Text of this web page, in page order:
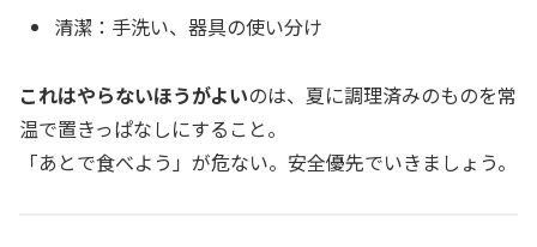
清潔：手洗い、器具の使い分け
これはやらないほうがよいのは、夏に調理済みのものを常
温で置きっぱなしにすること。
「あとで食べよう」が危ない。安全優先でいきましょう。